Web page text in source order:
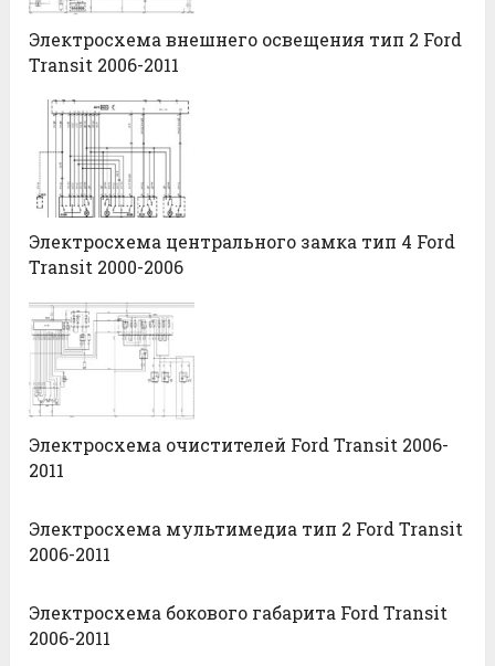
Электросхема внешнего освещения тип 2 Ford
Transit 2006-2011
Электросхема центрального замка тип 4 Ford
Transit 2000-2006
Электросхема очистителей Ford Transit 2006-
2011
Электросхема мультимедиа тип 2 Ford Transit
2006-2011
Электросхема бокового габарита Ford Transit
2006-2011